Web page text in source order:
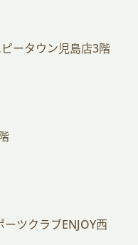
ータウン児島店3階
ツクラブENJOY西